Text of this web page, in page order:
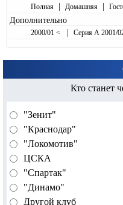
Полная | Домашняя |
Дополнительно
2000/01 < | Серия А 2001/
Кто станет
"Зенит"
"Краснодар"
"Локомотив"
ЦСКА
"Спартак"
"Динамо"
Другой клуб